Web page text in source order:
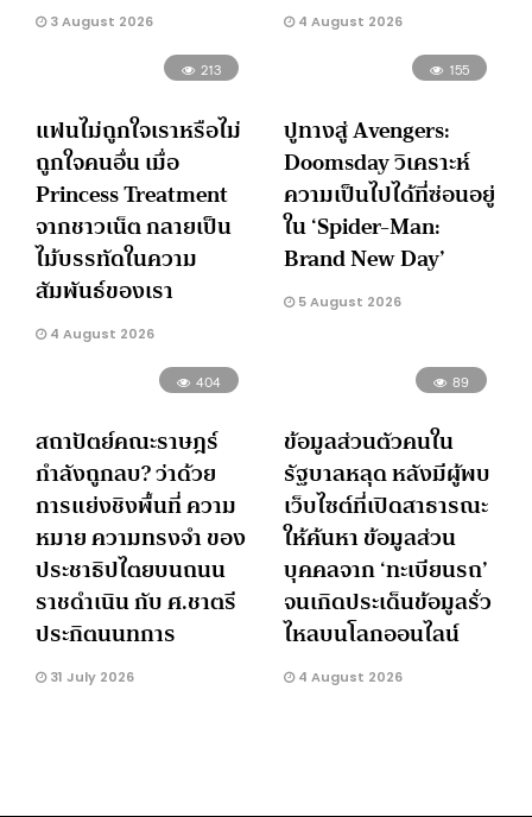
3 August 2026 4 August 2026
213
แฟนไม่ถูกใจเราหรือไม่
ถูกใจคนอื่น เมื่อ
Princess Treatment
จากชาวเน็ต กลายเป็น
ไม้บรรทัดในความ
สัมพันธ์ของเรา
4 August 2026
155
ปูทางสู่ Avengers:
Doomsday วิเคราะห์
ความเป็นไปได้ที่ซ่อนอยู่
ใน ‘Spider-Man:
Brand New Day’
5 August 2026
404
สถาปัตย์คณะราษฎร์
กำลังถูกลบ? ว่าด้วย
การแย่งชิงพื้นที่ ความ
หมาย ความทรงจำ ของ
ประชาธิปไตยบนถนน
ราชดำเนิน กับ ศ.ชาตรี
ประกิตนนทการ
31 July 2026
89
ข้อมูลส่วนตัวคนใน
รัฐบาลหลุด หลังมีผู้พบ
เว็บไซต์ที่เปิดสาธารณะ
ให้ค้นหา ข้อมูลส่วน
บุคคลจาก ‘ทะเบียนรถ’
จนเกิดประเด็นข้อมูลรั่ว
ไหลบนโลกออนไลน์
4 August 2026